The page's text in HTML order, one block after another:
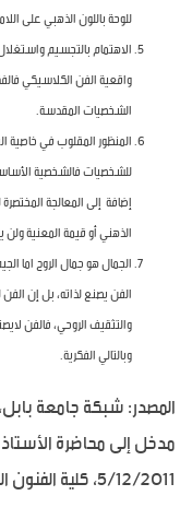
للوحة باللون الذهبي على
الاهتمام بالتجسيم
واقعية الفن الكلاسيكي
الشخصيات المقدسة.
المنظور المقلوب في خاصية
للشخصيات فالشخصية
إضافة إلى المعالجة
الذهني أو قيمة المعنية
الجمال هو جمال الروح اما
الفن يصنع لذاته، بل إن
والتثقيف الروحي، فالفن
وبالتالي الفكرية.
المصدر: شبكة جامعة بابل،
مدخل إلى محاضرة
5/12/2011، كلية الفنون الجميلة، قسم التربية الفنية المرحلة 3.